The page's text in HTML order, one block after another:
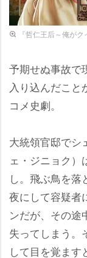
『哲仁王后～俺が
予期せぬ事故で
入り込んだこと
コメ史劇。
大統領官邸でシ
ェ・ジニョク
し。飛ぶ鳥を落
夜にして容疑者
ンだが、その途
失ってしまう
して目を覚ます